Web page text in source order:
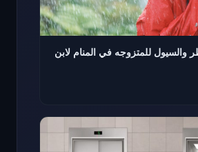
والسيول للمتزوجه في المنام لابن